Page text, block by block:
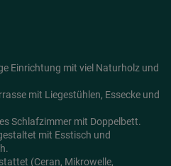
Einrichtung mit viel Naturholz und
mit Liegestühlen, Essecke und
Schlafzimmer mit Doppelbett.
mit Esstisch und
(Ceran, Mikrowelle,